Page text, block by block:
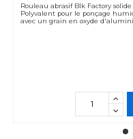
Rouleau abrasif Blk Factory
Polyvalent pour le ponçage
avec un grain en oxyde